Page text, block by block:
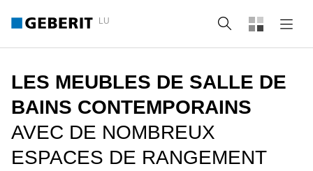
LU Recherche
LES MEUBLES DE SALLE DE
BAINS CONTEMPORAINS
AVEC DE NOMBREUX
ESPACES DE RANGEMENT